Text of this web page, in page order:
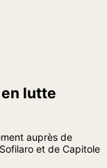
lutte
auprès de
et de Capitole